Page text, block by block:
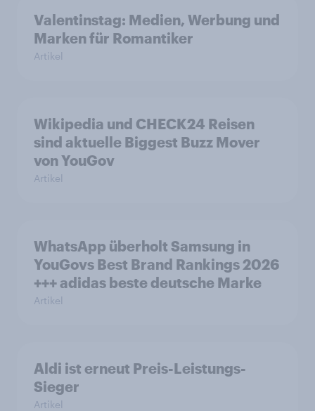
Valentinstag: Medien, Werbung und
Marken für Romantiker
Artikel
Wikipedia und CHECK24 Reisen
sind aktuelle Biggest Buzz Mover
von YouGov
Artikel
WhatsApp überholt Samsung in
YouGovs Best Brand Rankings 2026
+++ adidas beste deutsche Marke
Artikel
Aldi ist erneut Preis-Leistungs-
Sieger
Artikel